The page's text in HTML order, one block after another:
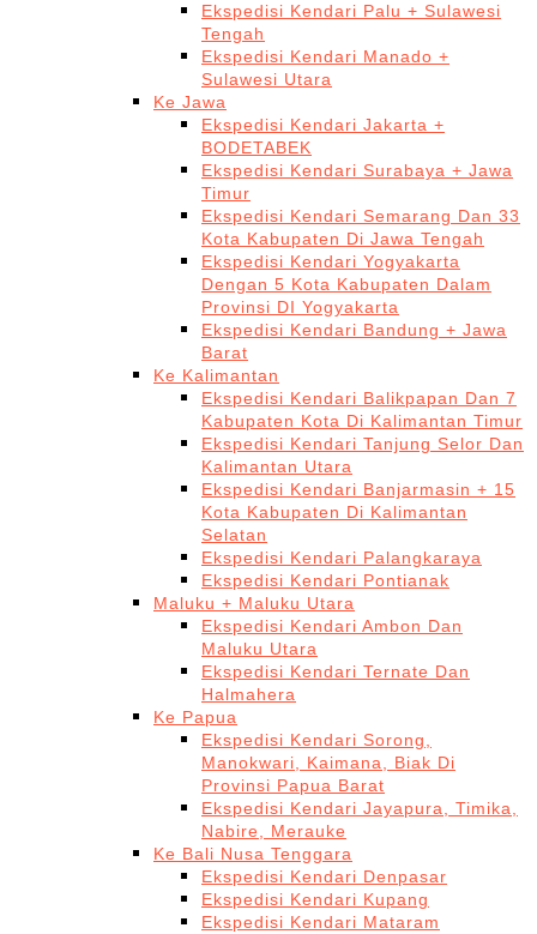
Ekspedisi Kendari Palu + Sulawesi
Tengah
Ekspedisi Kendari Manado +
Sulawesi Utara
Ke Jawa
Ekspedisi Kendari Jakarta +
BODETABEK
Ekspedisi Kendari Surabaya + Jawa
Timur
Ekspedisi Kendari Semarang Dan 33
Kota Kabupaten Di Jawa Tengah
Ekspedisi Kendari Yogyakarta
Dengan 5 Kota Kabupaten Dalam
Provinsi DI Yogyakarta
Ekspedisi Kendari Bandung + Jawa
Barat
Ke Kalimantan
Ekspedisi Kendari Balikpapan Dan 7
Kabupaten Kota Di Kalimantan Timur
Ekspedisi Kendari Tanjung Selor Dan
Kalimantan Utara
Ekspedisi Kendari Banjarmasin + 15
Kota Kabupaten Di Kalimantan
Selatan
Ekspedisi Kendari Palangkaraya
Ekspedisi Kendari Pontianak
Maluku + Maluku Utara
Ekspedisi Kendari Ambon Dan
Maluku Utara
Ekspedisi Kendari Ternate Dan
Halmahera
Ke Papua
Ekspedisi Kendari Sorong,
Manokwari, Kaimana, Biak Di
Provinsi Papua Barat
Ekspedisi Kendari Jayapura, Timika,
Nabire, Merauke
Ke Bali Nusa Tenggara
Ekspedisi Kendari Denpasar
Ekspedisi Kendari Kupang
Ekspedisi Kendari Mataram